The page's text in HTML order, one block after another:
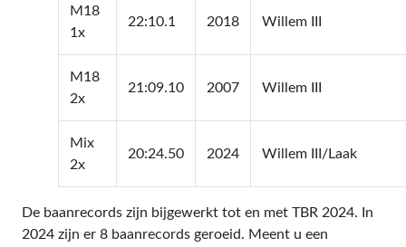
M18
1x
22:10.1 2018 Willem III
M18
2x
21:09.10 2007 Willem III
Mix
2x
20:24.50 2024 Willem III/Laak
De baanrecords zijn bijgewerkt tot en met TBR 2024. In
2024 zijn er 8 baanrecords geroeid. Meent u een